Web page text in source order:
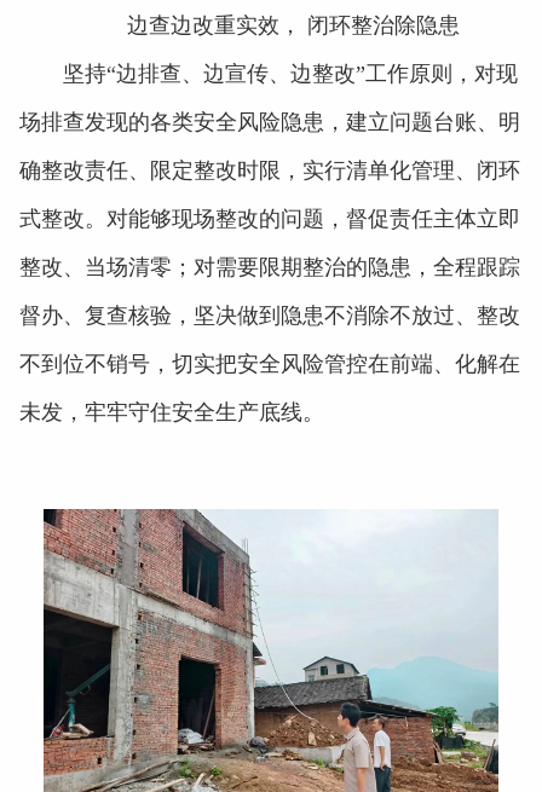
边查边改重实效， 闭环整治除隐患
坚持“边排查、边宣传、边整改”工作原则，对现
场排查发现的各类安全风险隐患，建立问题台账、明
确整改责任、限定整改时限，实行清单化管理、闭环
式整改。对能够现场整改的问题，督促责任主体立即
整改、当场清零；对需要限期整治的隐患，全程跟踪
督办、复查核验，坚决做到隐患不消除不放过、整改
不到位不销号，切实把安全风险管控在前端、化解在
未发，牢牢守住安全生产底线。